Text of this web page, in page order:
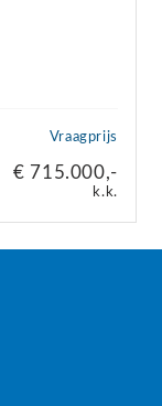
Vraagprijs
€ 715.000,-
k.k.